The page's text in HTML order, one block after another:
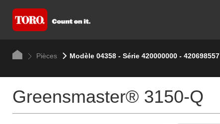
Pièces Modèle 04358 - Série 420000000 - 420698557
Greensmaster® 3150-Q